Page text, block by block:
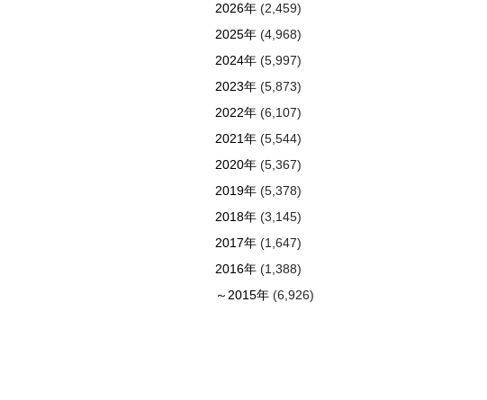
2026年 (2,459)
2025年 (4,968)
2024年 (5,997)
2023年 (5,873)
2022年 (6,107)
2021年 (5,544)
2020年 (5,367)
2019年 (5,378)
2018年 (3,145)
2017年 (1,647)
2016年 (1,388)
～2015年 (6,926)